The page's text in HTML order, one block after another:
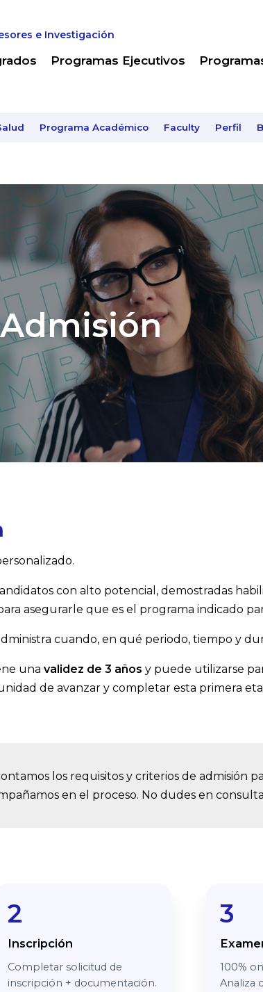
e Investigación
Programas Ejecutivos
Programa Académico Faculty Perfil
con alto potencial, demostradas
asegurarle que es el programa indicado
cuando, en qué periodo, tiempo y
una validez de 3 años y puede utilizarse
de avanzar y completar esta primera
los requisitos y criterios de admisión
en el proceso. No dudes en
2
Inscripción
Completar solicitud de
inscripción + documentación.
3
100%
Analiza